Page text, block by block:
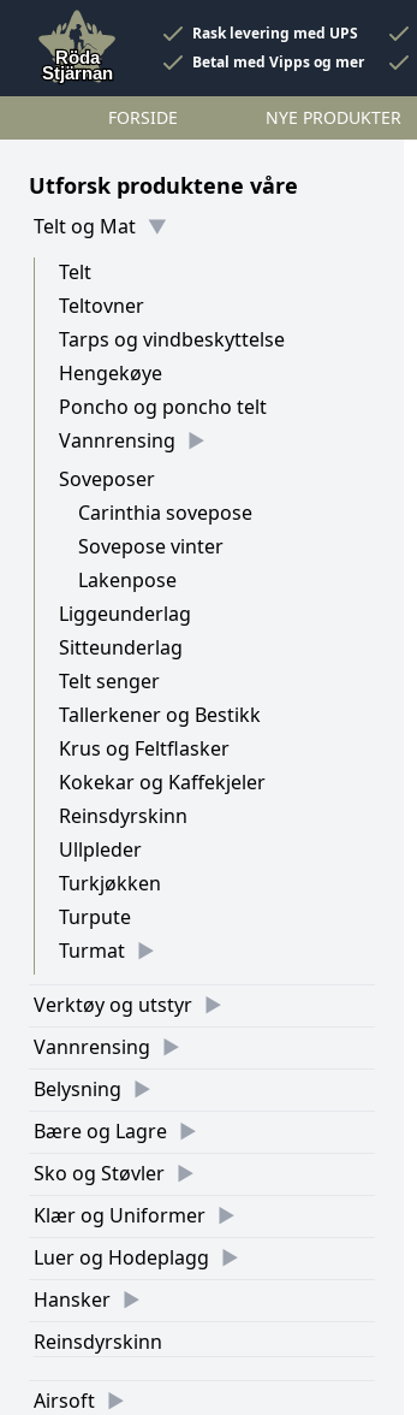
Rask levering med UPS
Betal med Vipps og mer
FORSIDE NYE PRODUKTER
Utforsk produktene våre
Telt og Mat
Telt
Teltovner
Tarps og vindbeskyttelse
Hengekøye
Poncho og poncho telt
Vannrensing
Soveposer
Carinthia sovepose
Sovepose vinter
Lakenpose
Liggeunderlag
Sitteunderlag
Telt senger
Tallerkener og Bestikk
Krus og Feltflasker
Kokekar og Kaffekjeler
Reinsdyrskinn
Ullpleder
Turkjøkken
Turpute
Turmat
Verktøy og utstyr
Vannrensing
Belysning
Bære og Lagre
Sko og Støvler
Klær og Uniformer
Luer og Hodeplagg
Hansker
Reinsdyrskinn
Airsoft